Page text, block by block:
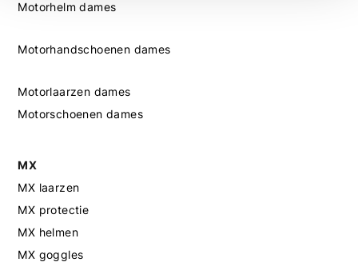
Motorhelm dames
Motorhandschoenen dames
Motorlaarzen dames
Motorschoenen dames
MX
MX laarzen
MX protectie
MX helmen
MX goggles
Neem gerust contact met ons op, we helpen je graag.